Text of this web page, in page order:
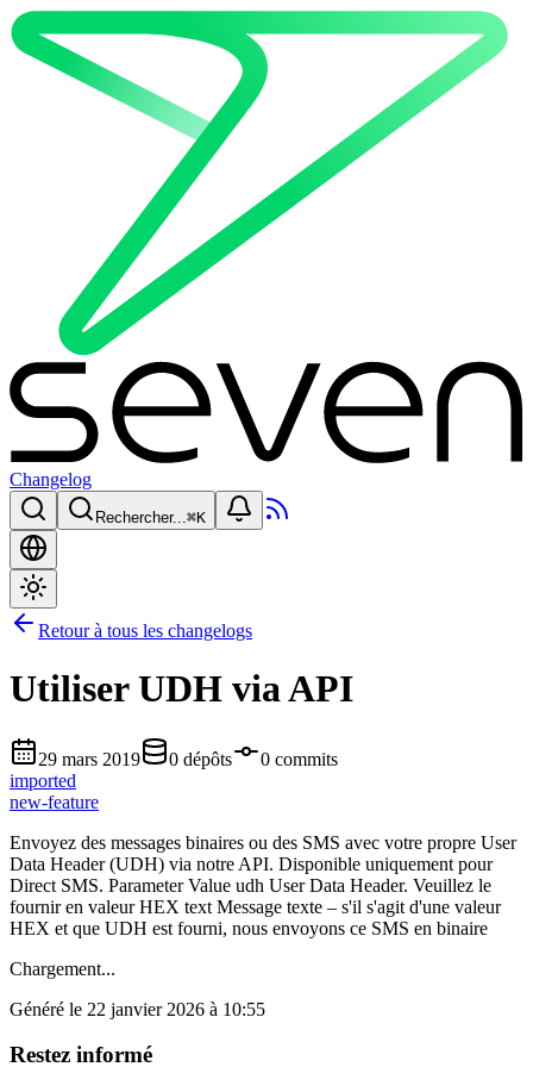
Changelog
Rechercher... ⌘K
Retour à tous les changelogs
Utiliser UDH via API
29 mars 2019 0 dépôts
0 commits
imported
new-feature
Envoyez des messages binaires ou des SMS avec votre propre User
Data Header (UDH) via notre API. Disponible uniquement pour
Direct SMS. Parameter Value udh User Data Header. Veuillez le
fournir en valeur HEX text Message texte – s'il s'agit d'une valeur
HEX et que UDH est fourni, nous envoyons ce SMS en binaire
Chargement...
Généré le 22 janvier 2026 à 10:55
Restez informé